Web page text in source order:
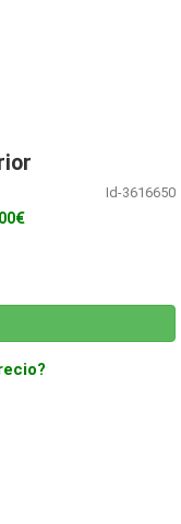
Id-3616650